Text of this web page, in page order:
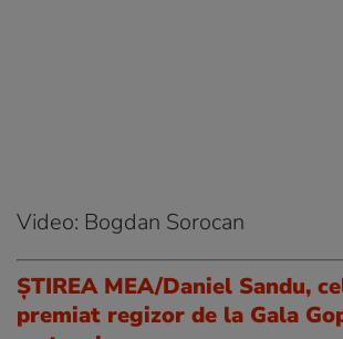
Video: Bogdan Sorocan
ȘTIREA MEA/Daniel Sandu,
premiat regizor de la Gala